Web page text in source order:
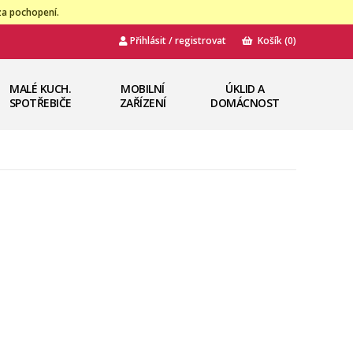
pochopení.
Přihlásit / registrovat Košík(0)
MALÉ KUCH.
SPOTŘEBIČE
MOBILNÍ
ZAŘÍZENÍ
ÚKLID A
DOMÁCNOST